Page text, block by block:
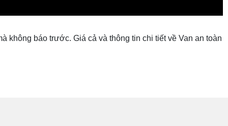
không báo trước. Giá cả và thông tin chi tiết về Van an toàn